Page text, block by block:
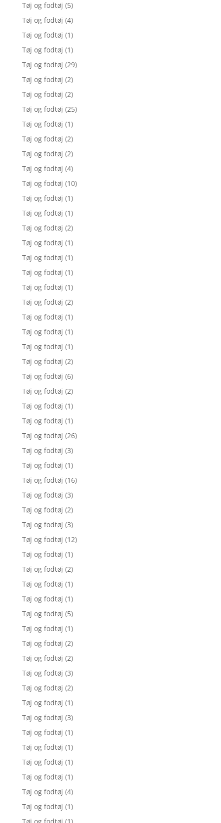
Tøj og fodtøj (5)
Tøj og fodtøj (4)
Tøj og fodtøj (1)
Tøj og fodtøj (1)
Tøj og fodtøj (29)
Tøj og fodtøj (2)
Tøj og fodtøj (2)
Tøj og fodtøj (25)
Tøj og fodtøj (1)
Tøj og fodtøj (2)
Tøj og fodtøj (2)
Tøj og fodtøj (4)
Tøj og fodtøj (10)
Tøj og fodtøj (1)
Tøj og fodtøj (1)
Tøj og fodtøj (2)
Tøj og fodtøj (1)
Tøj og fodtøj (1)
Tøj og fodtøj (1)
Tøj og fodtøj (1)
Tøj og fodtøj (2)
Tøj og fodtøj (1)
Tøj og fodtøj (1)
Tøj og fodtøj (1)
Tøj og fodtøj (2)
Tøj og fodtøj (6)
Tøj og fodtøj (2)
Tøj og fodtøj (1)
Tøj og fodtøj (1)
Tøj og fodtøj (26)
Tøj og fodtøj (3)
Tøj og fodtøj (1)
Tøj og fodtøj (16)
Tøj og fodtøj (3)
Tøj og fodtøj (2)
Tøj og fodtøj (3)
Tøj og fodtøj (12)
Tøj og fodtøj (1)
Tøj og fodtøj (2)
Tøj og fodtøj (1)
Tøj og fodtøj (1)
Tøj og fodtøj (5)
Tøj og fodtøj (1)
Tøj og fodtøj (2)
Tøj og fodtøj (2)
Tøj og fodtøj (3)
Tøj og fodtøj (2)
Tøj og fodtøj (1)
Tøj og fodtøj (3)
Tøj og fodtøj (1)
Tøj og fodtøj (1)
Tøj og fodtøj (1)
Tøj og fodtøj (1)
Tøj og fodtøj (4)
Tøj og fodtøj (1)